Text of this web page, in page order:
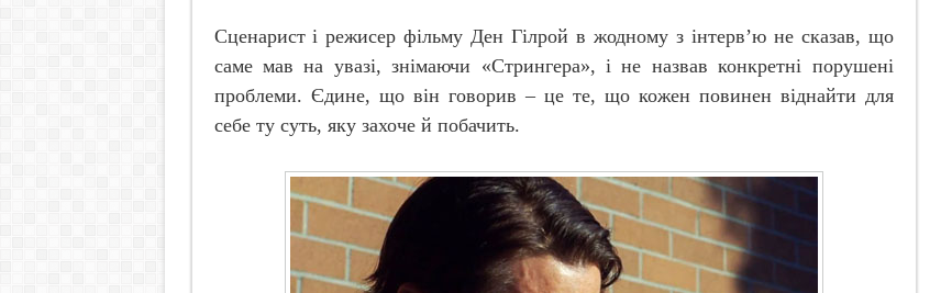
Сценарист і режисер фільму Ден Гілрой в жодному з інтерв’ю не сказав, що
саме мав на увазі, знімаючи «Стрингера», і не назвав конкретні порушені
проблеми. Єдине, що він говорив – це те, що кожен повинен віднайти для
себе ту суть, яку захоче й побачить.